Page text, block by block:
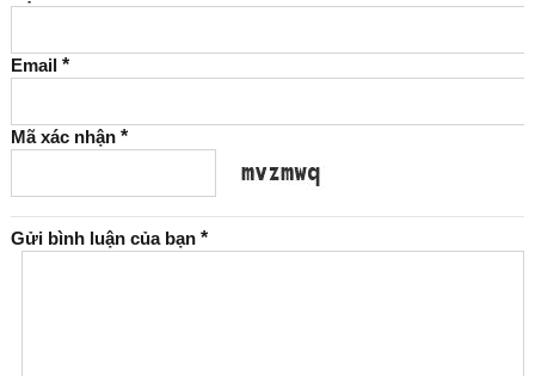
Email *
Mã xác nhận *
Gửi bình luận của bạn *